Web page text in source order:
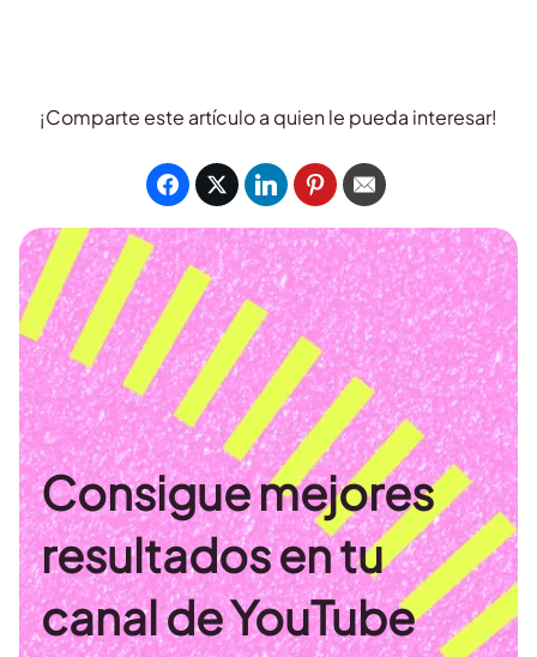
¡Comparte este artículo a quien le pueda interesar!
Consigue mejores
resultados en tu
canal de YouTube